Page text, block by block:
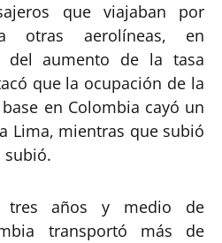
que viajaban por
otras aerolíneas, en
del aumento de la tasa
que la ocupación de la
en Colombia cayó un
Lima, mientras que subió
subió.
tres años y medio de
transportó más de